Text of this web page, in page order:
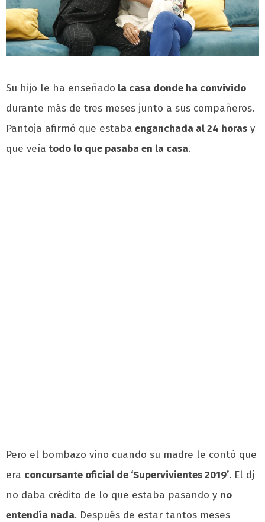
Su hijo le ha enseñado la casa donde ha convivido
durante más de tres meses junto a sus compañeros.
Pantoja afirmó que estaba enganchada al 24 horas y
que veía todo lo que pasaba en la casa.
Pero el bombazo vino cuando su madre le contó que
era concursante oficial de ‘Supervivientes 2019’. El dj
no daba crédito de lo que estaba pasando y no
entendía nada. Después de estar tantos meses